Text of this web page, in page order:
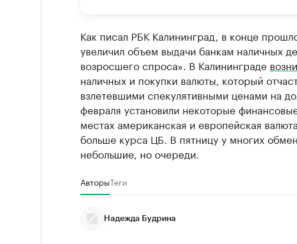
Как писал РБК Калининград, в конце
увеличил объем выдачи банкам наличных
возросшего спроса». В Калининграде
наличных и покупки валюты, который
взлетевшими спекулятивными ценами на
февраля установили некоторые
местах американская и европейская
больше курса ЦБ. В пятницу у многих
небольшие, но очереди.
АвторыТеги
Надежда Будрина